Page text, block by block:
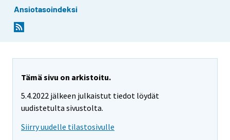
Ansiotasoindeksi
Tämä sivu on arkistoitu.
5.4.2022 jälkeen julkaistut tiedot löydät
uudistetulta sivustolta.
Siirry uudelle tilastosivulle